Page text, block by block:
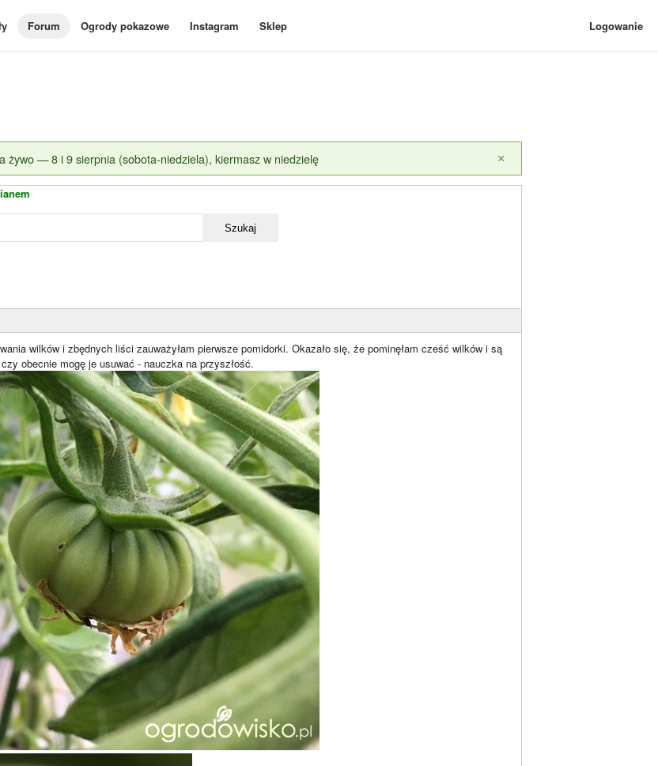
Forum Ogrody pokazowe Instagram Sklep Logowanie
żywo — 8 i 9 sierpnia (sobota-niedziela), kiermasz w niedzielę ×
Szukaj
wilków i zbędnych liści zauważyłam pierwsze pomidorki. Okazało się, że pominęłam cześć wilków i są
obecnie mogę je usuwać - nauczka na przyszłość.